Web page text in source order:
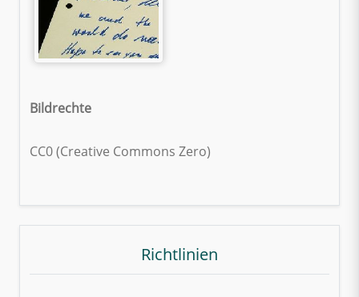
Bildrechte
CC0 (Creative Commons Zero)
Richtlinien